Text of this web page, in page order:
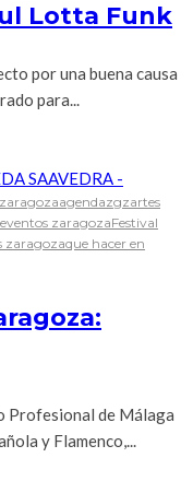
Lotta Funk
por una buena causa
para...
agendazgzartes
eventos zaragozaFestival
zaragozaque hacer en
Profesional de Málaga
y Flamenco,...